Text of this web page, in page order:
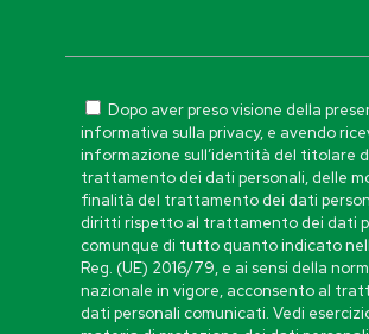
Dopo aver preso visione della
informativa sulla privacy, e avendo
informazione sull’identità del titolare
trattamento dei dati personali, delle
finalità del trattamento dei dati
diritti rispetto al trattamento dei dati
comunque di tutto quanto indicato
Reg. (UE) 2016/79, e ai sensi della
nazionale in vigore, acconsento al
dati personali comunicati. Vedi